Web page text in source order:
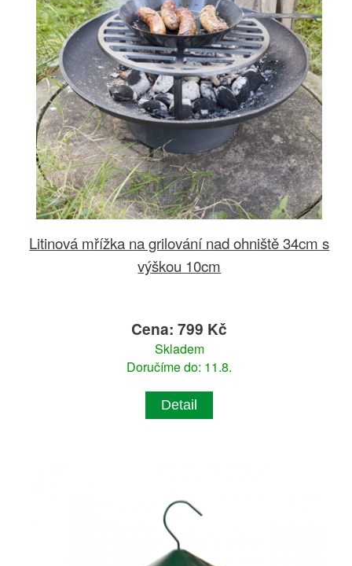
Litinová mřížka na grilování nad ohniště 34cm s
výškou 10cm
Cena: 799 Kč
Skladem
Doručíme do: 11.8.
Detail